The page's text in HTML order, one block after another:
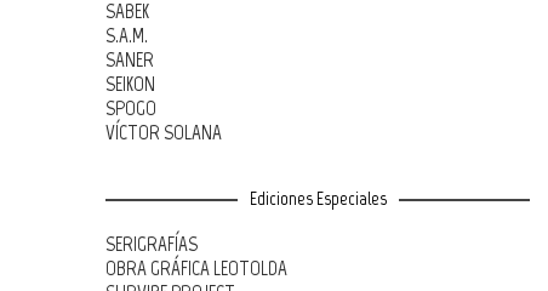
SABEK
S.A.M.
SANER
SEIKON
SPOGO
VÍCTOR SOLANA
Ediciones Especiales
SERIGRAFÍAS
OBRA GRÁFICA LEOTOLDA